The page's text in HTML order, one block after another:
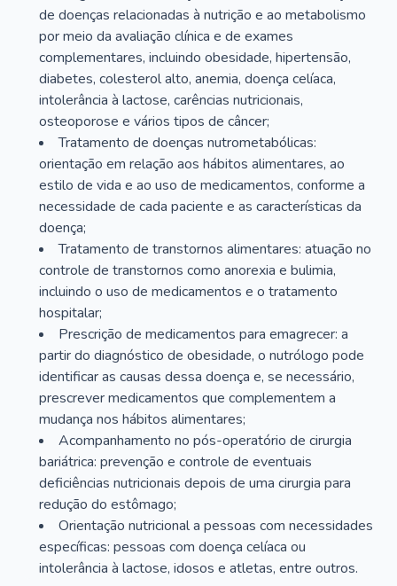
de doenças relacionadas à nutrição e ao metabolismo
por meio da avaliação clínica e de exames
complementares, incluindo obesidade, hipertensão,
diabetes, colesterol alto, anemia, doença celíaca,
intolerância à lactose, carências nutricionais,
osteoporose e vários tipos de câncer;
Tratamento de doenças nutrometabólicas:
orientação em relação aos hábitos alimentares, ao
estilo de vida e ao uso de medicamentos, conforme a
necessidade de cada paciente e as características da
doença;
Tratamento de transtornos alimentares: atuação no
controle de transtornos como anorexia e bulimia,
incluindo o uso de medicamentos e o tratamento
hospitalar;
Prescrição de medicamentos para emagrecer: a
partir do diagnóstico de obesidade, o nutrólogo pode
identificar as causas dessa doença e, se necessário,
prescrever medicamentos que complementem a
mudança nos hábitos alimentares;
Acompanhamento no pós-operatório de cirurgia
bariátrica: prevenção e controle de eventuais
deficiências nutricionais depois de uma cirurgia para
redução do estômago;
Orientação nutricional a pessoas com necessidades
específicas: pessoas com doença celíaca ou
intolerância à lactose, idosos e atletas, entre outros.